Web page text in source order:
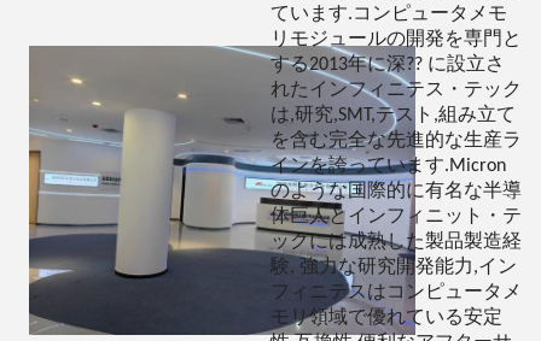
ています.コンピュータメモ
リモジュールの開発を専門と
する2013年に深?? に設立さ
れたインフィニテス・テック
は,研究,SMT,テスト,組み立て
を含む完全な先進的な生産ラ
インを誇っています.Micron
のような国際的に有名な半導
体巨人とインフィニット・テ
ックには成熟した製品製造経
験, 強力な研究開発能力,イン
フィニテスはコンピュータメ
モリ領域で優れている安定